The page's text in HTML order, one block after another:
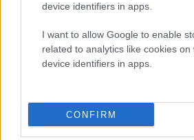
device identifiers in apps.
I want to allow Google to enable
related to analytics like cookies on
device identifiers in apps.
CONFIRM
Διαβάστε περισσότερα